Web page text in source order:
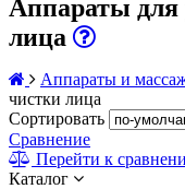
Аппараты для
лица
Аппараты и
чистки лица
Сортировать
Сравнение
Перейти к
Каталог